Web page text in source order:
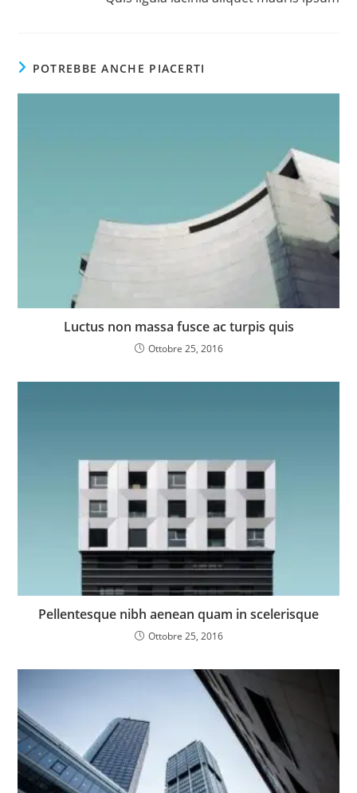
POTREBBE ANCHE PIACERTI
Luctus non massa fusce ac turpis quis
Ottobre 25, 2016
Pellentesque nibh aenean quam in scelerisque
Ottobre 25, 2016